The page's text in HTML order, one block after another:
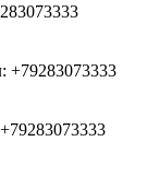
+79283073333